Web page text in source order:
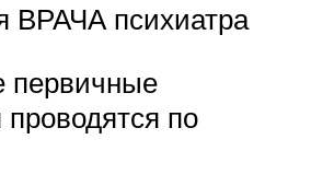
ВРАЧА психиатра
первичные
по